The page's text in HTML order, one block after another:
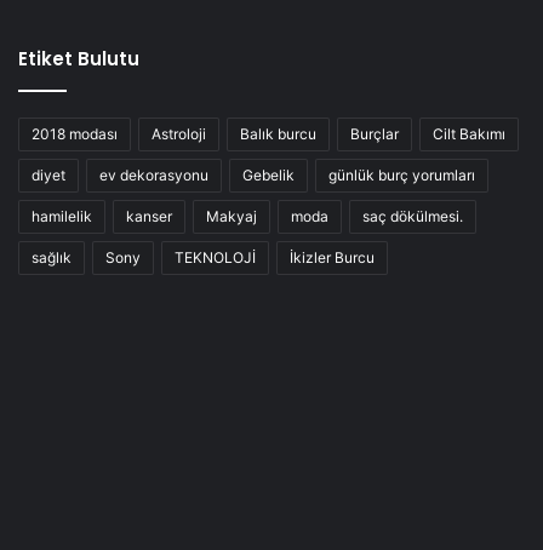
Etiket Bulutu
2018 modası Astroloji Balık burcu Burçlar Cilt Bakımı
diyet ev dekorasyonu Gebelik günlük burç yorumları
hamilelik kanser Makyaj moda saç dökülmesi.
sağlık Sony TEKNOLOJİ İkizler Burcu